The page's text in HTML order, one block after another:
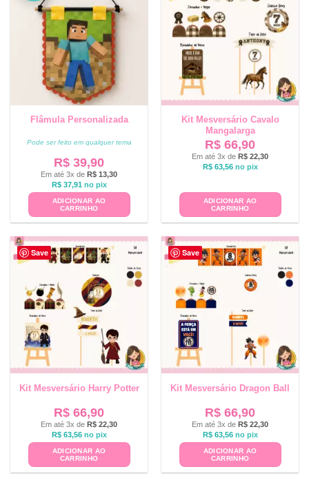
Flâmula Personalizada
Pode ser feito em qualquer tema
R$ 39,90
Em até 3x de R$ 13,30
R$37,91 no pix
ADICIONAR AO
CARRINHO
Kit Mesversário Cavalo
Mangalarga
R$ 66,90
Em até 3x de R$ 22,30
R$63,56 no pix
ADICIONAR AO
CARRINHO
Save
Kit Mesversário Harry Potter
R$ 66,90
Em até 3x de R$ 22,30
R$63,56 no pix
ADICIONAR AO
CARRINHO
Save
Kit Mesversário Dragon Ball
R$ 66,90
Em até 3x de R$ 22,30
R$63,56 no pix
ADICIONAR AO
CARRINHO